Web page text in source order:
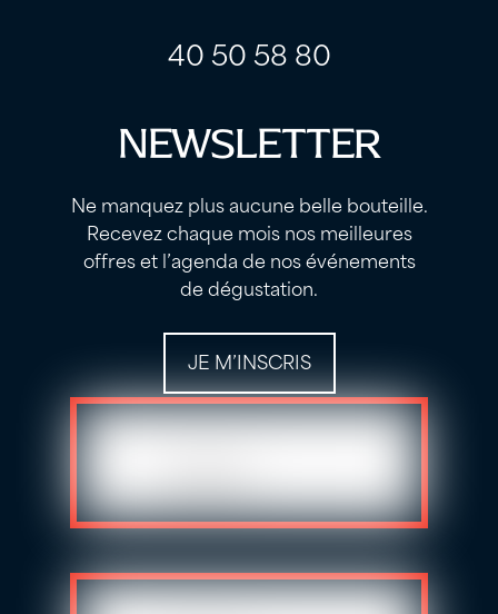
40 50 58 80
NEWSLETTER
Ne manquez plus aucune belle bouteille.
Recevez chaque mois nos meilleures
offres et l’agenda de nos événements
de dégustation.
JE M’INSCRIS